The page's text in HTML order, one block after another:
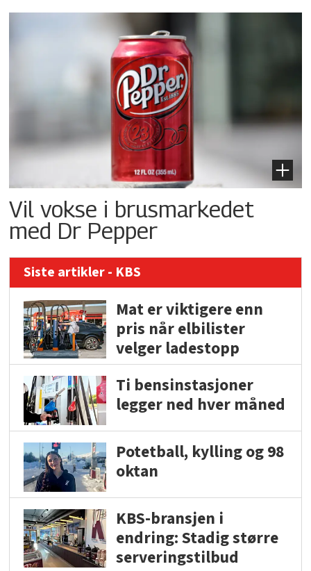
Vil vokse i brusmarkedet
med Dr Pepper
Siste artikler - KBS
Mat er viktigere enn
pris når elbilister
velger ladestopp
Ti bensinstasjoner
legger ned hver måned
Potetball, kylling og 98
oktan
KBS-bransjen i
endring: Stadig større
serveringstilbud